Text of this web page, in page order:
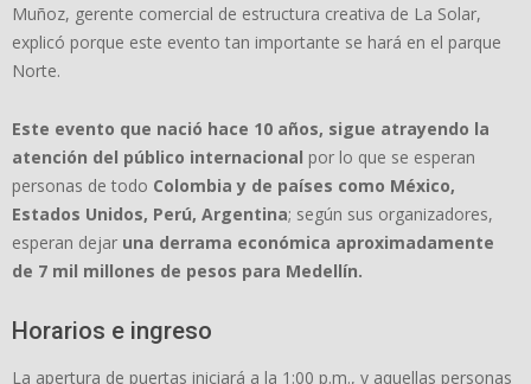
Muñoz, gerente comercial de estructura creativa de La Solar,
explicó porque este evento tan importante se hará en el parque
Norte.
Este evento que nació hace 10 años, sigue atrayendo la
atención del público internacional por lo que se esperan
personas de todo Colombia y de países como México,
Estados Unidos, Perú, Argentina; según sus organizadores,
esperan dejar una derrama económica aproximadamente
de 7 mil millones de pesos para Medellín.
Horarios e ingreso
La apertura de puertas iniciará a la 1:00 p.m., y aquellas personas